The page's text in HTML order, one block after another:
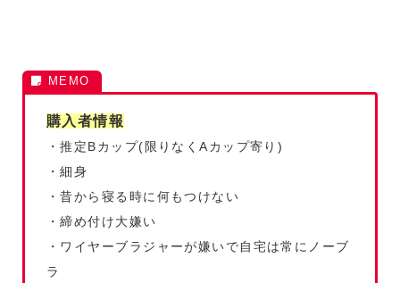
購入者情報
・推定Bカップ(限りなくAカップ寄り)
・細身
・昔から寝る時に何もつけない
・締め付け大嫌い
・ワイヤーブラジャーが嫌いで自宅は常にノーブ
ラ